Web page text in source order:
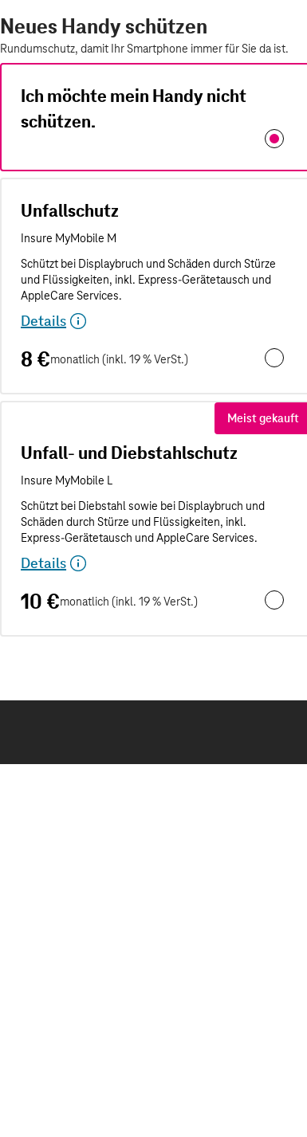
Neues Handy schützen
Rundumschutz, damit Ihr Smartphone immer für Sie da ist.
Ich möchte mein Handy nicht
schützen.
Unfallschutz
Details
8 €monatlich (inkl. 19 % VerSt.)
Meist gekauft
Unfall- und Diebstahlschutz
Details
10 €monatlich (inkl. 19 % VerSt.) Unfall-